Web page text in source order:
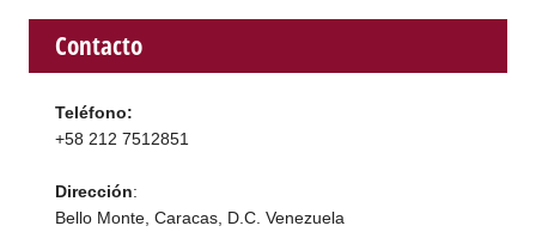
Contacto
Teléfono:
+58 212 7512851
Dirección:
Bello Monte, Caracas, D.C. Venezuela